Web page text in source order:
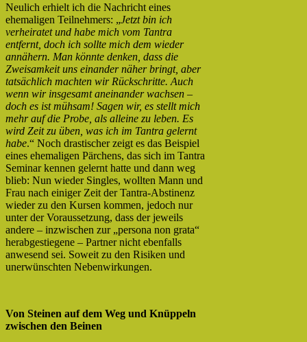
Neulich erhielt ich die Nachricht eines
ehemaligen Teilnehmers: „Jetzt bin ich
verheiratet und habe mich vom Tantra
entfernt, doch ich sollte mich dem wieder
annähern. Man könnte denken, dass die
Zweisamkeit uns einander näher bringt, aber
tatsächlich machten wir Rückschritte. Auch
wenn wir insgesamt aneinander wachsen –
doch es ist mühsam! Sagen wir, es stellt mich
mehr auf die Probe, als alleine zu leben. Es
wird Zeit zu üben, was ich im Tantra gelernt
habe.“ Noch drastischer zeigt es das Beispiel
eines ehemaligen Pärchens, das sich im Tantra
Seminar kennen gelernt hatte und dann weg
blieb: Nun wieder Singles, wollten Mann und
Frau nach einiger Zeit der Tantra-Abstinenz
wieder zu den Kursen kommen, jedoch nur
unter der Voraussetzung, dass der jeweils
andere – inzwischen zur „persona non grata“
herabgestiegene – Partner nicht ebenfalls
anwesend sei. Soweit zu den Risiken und
unerwünschten Nebenwirkungen.
Von Steinen auf dem Weg und Knüppeln
zwischen den Beinen